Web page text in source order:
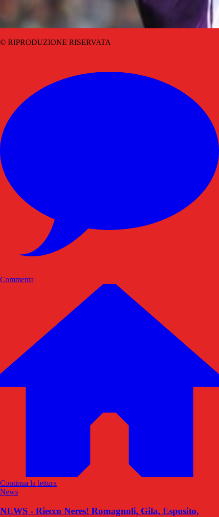
© RIPRODUZIONE RISERVATA
Commenta
Continua la lettura
News
NEWS - Riecco Neres! Romagnoli, Gila, Esposito,